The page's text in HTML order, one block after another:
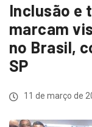
Inclusão e
marcam
no Brasil,
SP
11 de março de